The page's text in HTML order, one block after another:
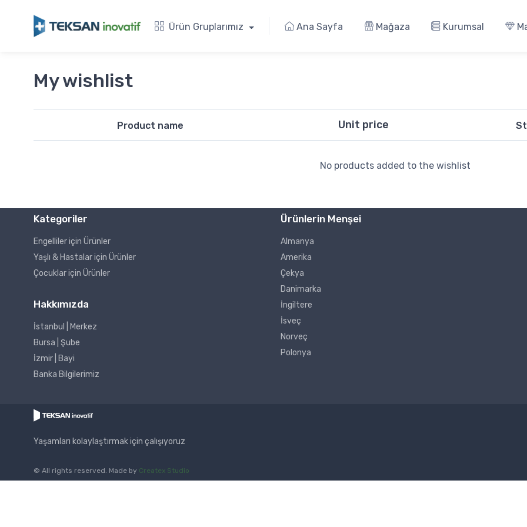
Ürün Gruplarımız Ana Sayfa Mağaza Kurumsal
My wishlist
Product name Unit price
No products added to the wishlist
Kategoriler
Engelliler için Ürünler
Yaşlı & Hastalar için Ürünler
Çocuklar için Ürünler
Hakkımızda
İstanbul | Merkez
Bursa | Şube
İzmir | Bayi
Banka Bilgilerimiz
Ürünlerin Menşei
Almanya
Amerika
Çekya
Danimarka
İngiltere
İsveç
Norveç
Polonya
Yaşamları kolaylaştırmak için çalışıyoruz
© All rights reserved. Made by Createx Studio